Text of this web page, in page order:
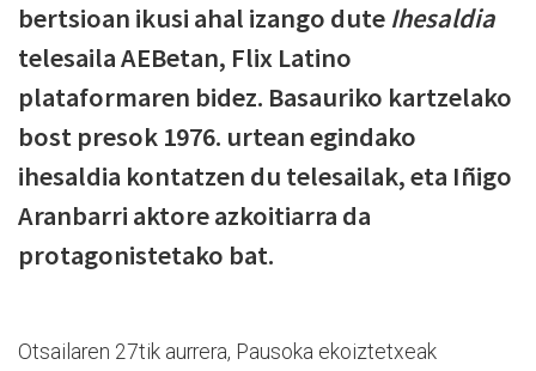
bertsioan ikusi ahal izango dute Ihesaldia
telesaila AEBetan, Flix Latino
plataformaren bidez. Basauriko kartzelako
bost presok 1976. urtean egindako
ihesaldia kontatzen du telesailak, eta Iñigo
Aranbarri aktore azkoitiarra da
protagonistetako bat.
Otsailaren 27tik aurrera, Pausoka ekoiztetxeak